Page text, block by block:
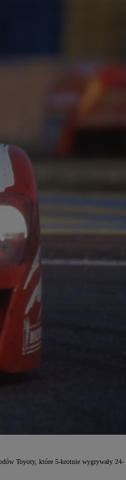
Toyoty, które 5-krotnie wygrywały 24-